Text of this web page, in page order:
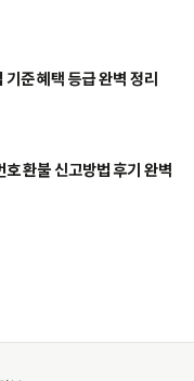
준 혜택 등급 완벽 정리
환불 신고방법 후기 완벽